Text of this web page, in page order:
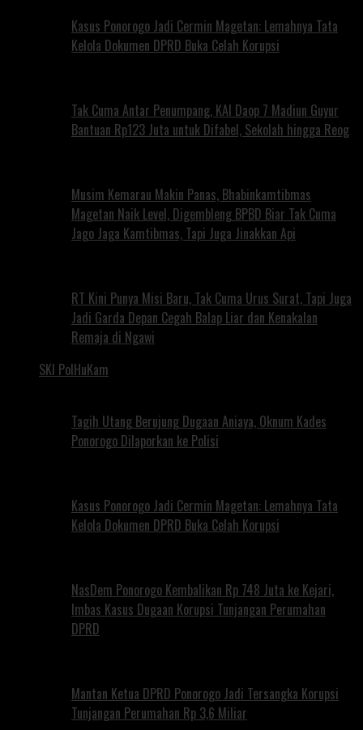
Kasus Ponorogo Jadi Cermin Magetan: Lemahnya Tata
Kelola Dokumen DPRD Buka Celah Korupsi
Tak Cuma Antar Penumpang, KAI Daop 7 Madiun Guyur
Bantuan Rp123 Juta untuk Difabel, Sekolah hingga Reog
Musim Kemarau Makin Panas, Bhabinkamtibmas
Magetan Naik Level, Digembleng BPBD Biar Tak Cuma
Jago Jaga Kamtibmas, Tapi Juga Jinakkan Api
RT Kini Punya Misi Baru, Tak Cuma Urus Surat, Tapi Juga
Jadi Garda Depan Cegah Balap Liar dan Kenakalan
Remaja di Ngawi
SKI PolHuKam
Tagih Utang Berujung Dugaan Aniaya, Oknum Kades
Ponorogo Dilaporkan ke Polisi
Kasus Ponorogo Jadi Cermin Magetan: Lemahnya Tata
Kelola Dokumen DPRD Buka Celah Korupsi
NasDem Ponorogo Kembalikan Rp 748 Juta ke Kejari,
Imbas Kasus Dugaan Korupsi Tunjangan Perumahan
DPRD
Mantan Ketua DPRD Ponorogo Jadi Tersangka Korupsi
Tunjangan Perumahan Rp 3,6 Miliar